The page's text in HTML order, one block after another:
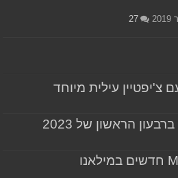
27
הראשון של 2023